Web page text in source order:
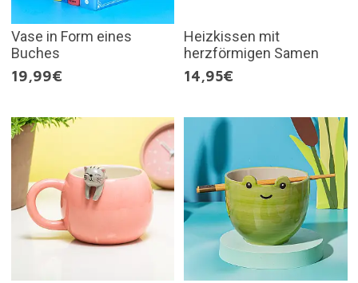
Vase in Form eines
Buches
19,99€
Heizkissen mit
herzförmigen Samen
14,95€